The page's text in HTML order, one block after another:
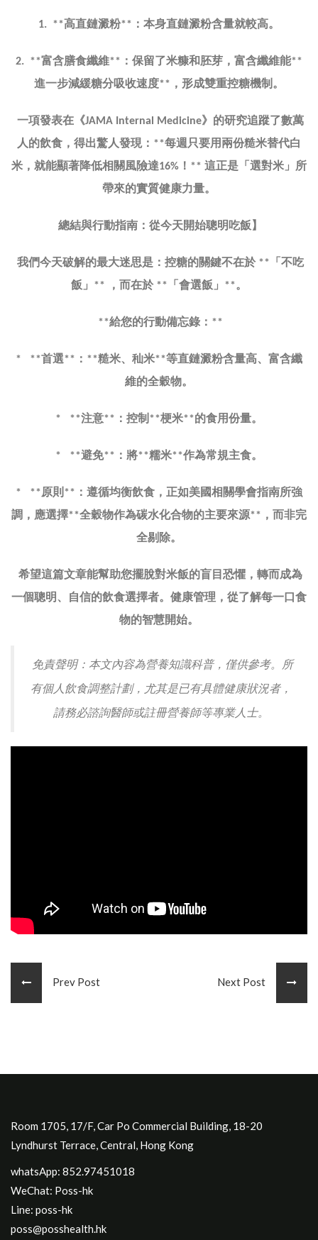
1. **高直鏈澱粉** ：本身直鏈澱粉含量就較高。
2. **富含膳食纖維** ：保留了米糠和胚芽，富含纖維能**
進一步減緩糖分吸收速度** ，形成雙重控糖機制。
一項發表在《JAMA Internal Medicine》的研究追蹤了數萬
人的飲食，得出驚人發現： **每週只要用兩份糙米替代白
米，就能顯著降低相關風險達16% ！ ** 這正是「選對米」所
帶來的實質健康力量。
總結與行動指南：從今天開始聰明吃飯】
我們今天破解的最大迷思是：控糖的關鍵不在於** 「不吃
飯」 ** ，而在於 ** 「會選飯」 **。
**給您的行動備忘錄： **
* **首選** ： **糙米、秈米**等直鏈澱粉含量高、富含纖
維的全穀物。
* **注意** ：控制 **梗米**的食用份量。
* **避免** ：將**糯米**作為常規主食。
* **原則 ** ：遵循均衡飲食，正如美國相關學會指南所強
調，應選擇**全穀物作為碳水化合物的主要來源** ，而非完
全剔除。
希望這篇文章能幫助您擺脫對米飯的盲目恐懼，轉而成為
一個聰明、自信的飲食選擇者。健康管理，從了解每一口食
物的智慧開始。
免責聲明：本文內容為營養知識科普，僅供參考。所
有個人飲食調整計劃，尤其是已有具體健康狀況者，
請務必諮詢醫師或註冊營養師等專業人士。
Prev Post Next Post
Room 1705, 17/F, Car Po Commercial Building, 18-20
Lyndhurst Terrace, Central, Hong Kong
whatsApp: 852.97451018
WeChat: Poss-hk
Line: poss-hk
poss@posshealth.hk